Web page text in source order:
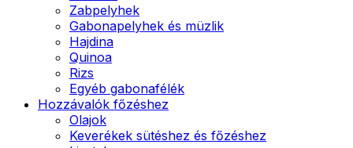
Zabpelyhek
Gabonapelyhek és müzlik
Hajdina
Quinoa
Rizs
Egyéb gabonafélék
Hozzávalók főzéshez
Olajok
Keverékek sütéshez és főzéshez